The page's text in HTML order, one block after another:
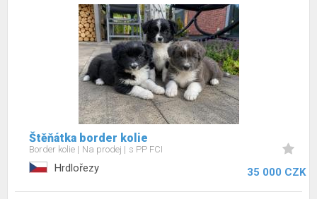
Štěňátka border kolie
Border kolie Na prodej s PP FCI
Hrdlořezy 35 000 CZK